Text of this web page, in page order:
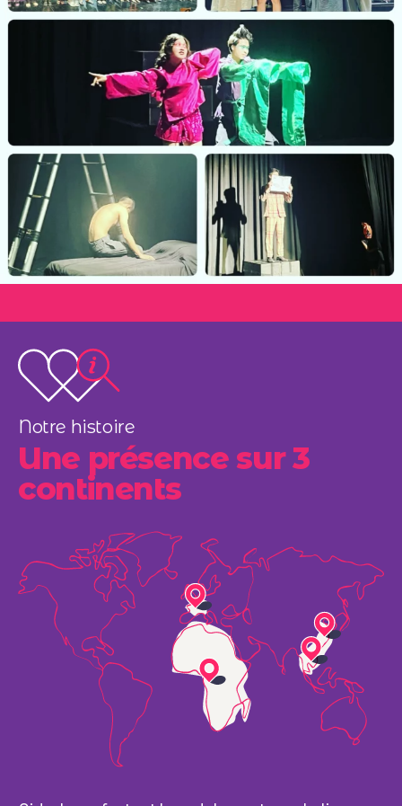
Notre histoire
Une présence sur 3
continents